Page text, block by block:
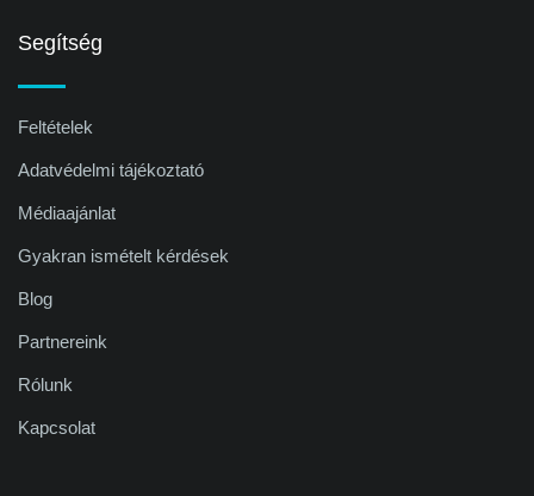
Segítség
Feltételek
Adatvédelmi tájékoztató
Médiaajánlat
Gyakran ismételt kérdések
Blog
Partnereink
Rólunk
Kapcsolat